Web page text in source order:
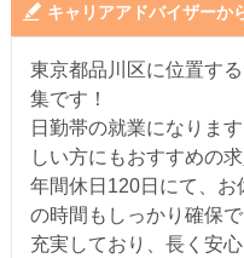
キャリアアドバイザーか
東京都品川区に位置す
集です！
日勤帯の就業になりま
しい方にもおすすめの
年間休日120日にて、お
の時間もしっかり確保
充実しており、長く安